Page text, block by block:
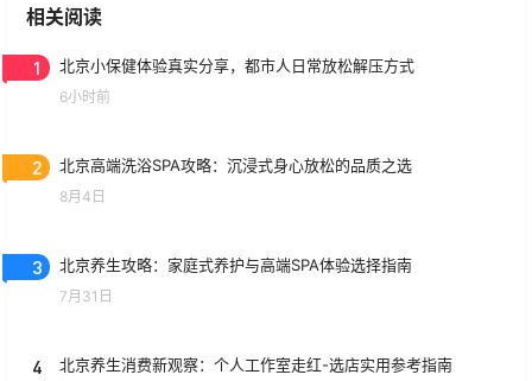
相关阅读
1 北京小保健体验真实分享，都市人日常放松解压方式
6小时前
2 北京高端洗浴SPA攻略：沉浸式身心放松的品质之选
8月4日
3 北京养生攻略：家庭式养护与高端SPA体验选择指南
7月31日
4 北京养生消费新观察：个人工作室走红-选店实用参考指南